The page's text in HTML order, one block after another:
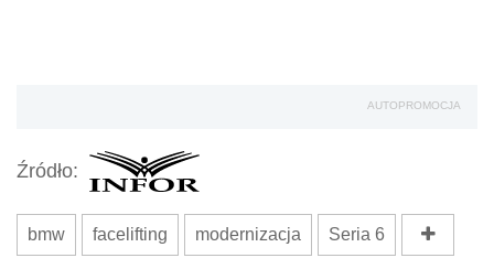
AUTOPROMOCJA
Źródło:
bmw facelifting modernizacja Seria 6